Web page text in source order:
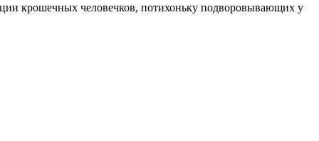
крошечных человечков, потихоньку подворовывающих у